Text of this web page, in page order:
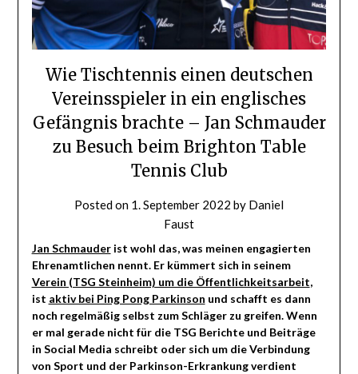
Wie Tischtennis einen deutschen
Vereinsspieler in ein englisches
Gefängnis brachte – Jan Schmauder
zu Besuch beim Brighton Table
Tennis Club
Posted on 1. September 2022 by Daniel
Faust
Jan Schmauderist wohl das, was meinen engagierten
Ehrenamtlichen nennt. Er kümmert sich in seinem
Verein (TSG Steinheim) um die Öffentlichkeitsarbeit,
ist aktiv bei Ping Pong Parkinson und schafft es dann
noch regelmäßig selbst zum Schläger zu greifen. Wenn
er mal gerade nicht für die TSG Berichte und Beiträge
in Social Media schreibt oder sich um die Verbindung
von Sport und der Parkinson-Erkrankung verdient